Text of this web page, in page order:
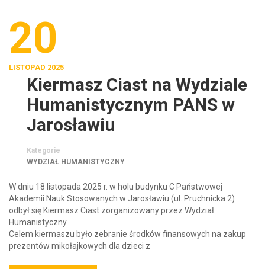
20
LISTOPAD 2025
Kiermasz Ciast na Wydziale
Humanistycznym PANS w
Jarosławiu
Kategorie
WYDZIAŁ HUMANISTYCZNY
W dniu 18 listopada 2025 r. w holu budynku C Państwowej
Akademii Nauk Stosowanych w Jarosławiu (ul. Pruchnicka 2)
odbył się Kiermasz Ciast zorganizowany przez Wydział
Humanistyczny.
Celem kiermaszu było zebranie środków finansowych na zakup
prezentów mikołajkowych dla dzieci z